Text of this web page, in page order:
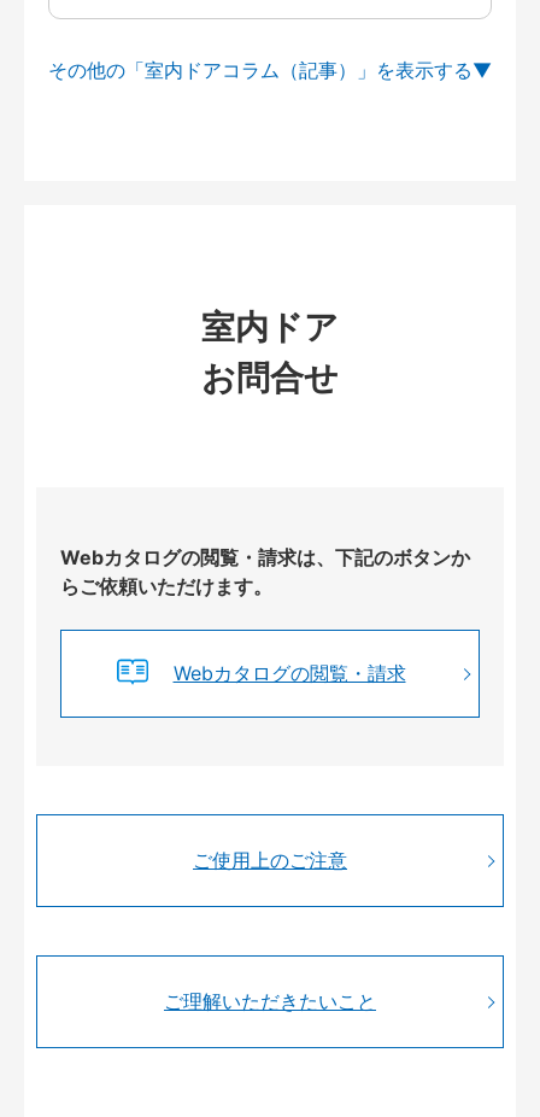
その他の「室内ドアコラム（記事）」を
室内ドア
お問合せ
Webカタログの閲覧・請求は、下記のボタンか
らご依頼いただけます。
Webカタログの閲覧・請求
ご使用上のご注意
ご理解いただきたいこと